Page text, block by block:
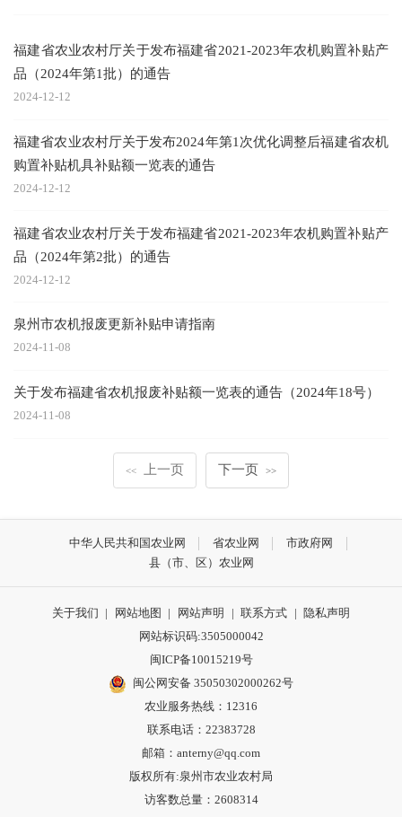
福建省农业农村厅关于发布福建省2021-2023年农机购置补贴产
品（2024年第1批）的通告
2024-12-12
福建省农业农村厅关于发布2024年第1次优化调整后福建省农机
购置补贴机具补贴额一览表的通告
2024-12-12
福建省农业农村厅关于发布福建省2021-2023年农机购置补贴产
品（2024年第2批）的通告
2024-12-12
泉州市农机报废更新补贴申请指南
2024-11-08
关于发布福建省农机报废补贴额一览表的通告（2024年18号）
2024-11-08
<< 上一页 下一页 >>
中华人民共和国农业网 省农业网
市政府网
县（市、区）农业网
关于我们 | 网站地图 | 网站声明 | 联系方式 | 隐私声明
网站标识码:3505000042
闽ICP备10015219号
闽公网安备 35050302000262号
农业服务热线：12316
联系电话：22383728
邮箱：anterny@qq.com
版权所有:泉州市农业农村局
访客数总量： 2608314